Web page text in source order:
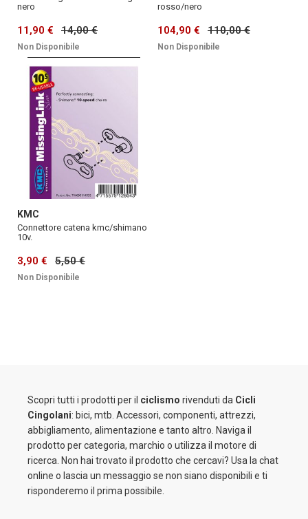
nero
11,90 € 14,00 €
Non Disponibile
rosso/nero
104,90 € 110,00 €
Non Disponibile
KMC
Connettore catena kmc/shimano
10v.
3,90 € 5,50 €
Non Disponibile
Scopri tutti i prodotti per il ciclismo rivenduti da Cicli
Cingolani: bici, mtb. Accessori, componenti, attrezzi,
abbigliamento, alimentazione e tanto altro. Naviga il
prodotto per categoria, marchio o utilizza il motore di
ricerca. Non hai trovato il prodotto che cercavi? Usa la chat
online o lascia un messaggio se non siano disponibili e ti
risponderemo il prima possibile.